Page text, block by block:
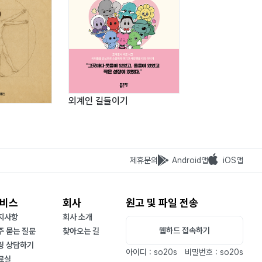
외계인 길들이기
제휴문의 Android앱 iOS앱
스
사항
묻는 질문
상담하기
실
회사
회사 소개
찾아오는 길
원고 및 파일 전송
웹하드 접속하기
아이디 : so20s 비밀번호 : so20s